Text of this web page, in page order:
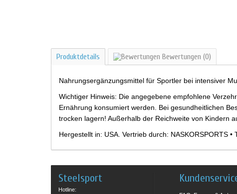
Produktdetails Bewertungen (0)
Nahrungsergänzungsmittel für Sportler bei intensiver
Wichtiger Hinweis: Die angegebene empfohlene
Ernährung konsumiert werden. Bei gesundheitlichen
trocken lagern! Außerhalb der Reichweite von Kindern
Hergestellt in: USA. Vertrieb durch: NASKORSPORTS
Steelsport
Hotline: